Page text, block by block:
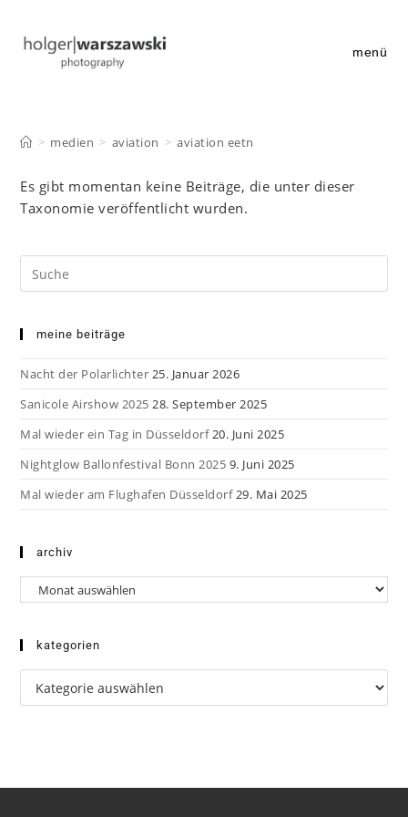
springen
menü
> medien > aviation > aviation eetn
Es gibt momentan keine Beiträge, die unter dieser
Taxonomie veröffentlicht wurden.
this
meine beiträge
Nacht der Polarlichter 25. Januar 2026
Sanicole Airshow 2025 28. September 2025
Mal wieder ein Tag in Düsseldorf20. Juni 2025
Nightglow Ballonfestival Bonn 2025 9. Juni 2025
Mal wieder am Flughafen Düsseldorf29. Mai 2025
archiv
Archiv
kategorien